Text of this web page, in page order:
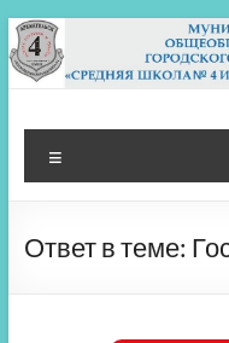
Перейти
к
содержимому
МБОУ СШ
Архангельск
Ответ в теме: